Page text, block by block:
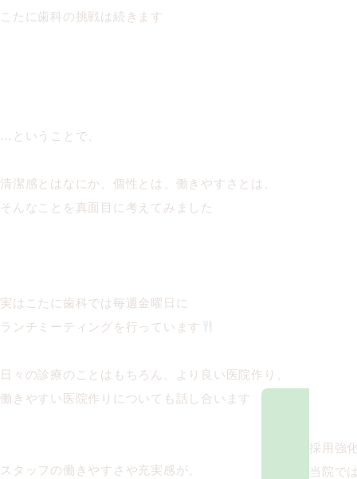
こたに歯科の挑戦は続きます
…ということで、
清潔感とはなにか、個性とは、働きやすさとは、
そんなことを真面目に考えてみました
実はこたに歯科では毎週金曜日に
ランチミーティングを行っています
日々の診療のことはもちろん、より良い医院作り、
働きやすい医院作りについても話し合います
スタッフの働きやすさや充実感が、
採用強
当院で